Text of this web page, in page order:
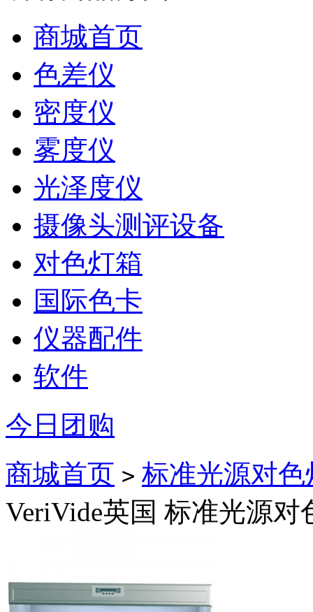
商城首页
色差仪
密度仪
雾度仪
光泽度仪
摄像头测评设备
对色灯箱
国际色卡
仪器配件
软件
今日团购
商城首页 > 标准光源对色
VeriVide英国 标准光源对